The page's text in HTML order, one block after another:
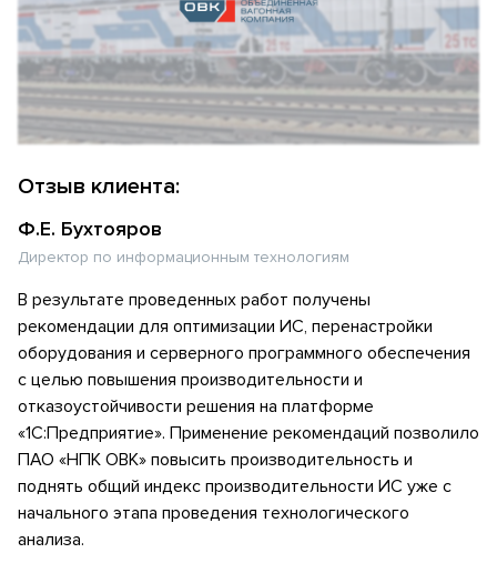
Отзыв клиента:
Ф.Е. Бухтояров
Директор по информационным технологиям
В результате проведенных работ получены
рекомендации для оптимизации ИС, перенастройки
оборудования и серверного программного обеспечения
с целью повышения производительности и
отказоустойчивости решения на платформе
«1С:Предприятие». Применение рекомендаций позволило
ПАО «НПК ОВК» повысить производительность и
поднять общий индекс производительности ИС уже с
начального этапа проведения технологического
анализа.